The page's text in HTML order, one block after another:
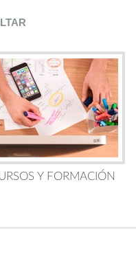
Y FORMACIÓN